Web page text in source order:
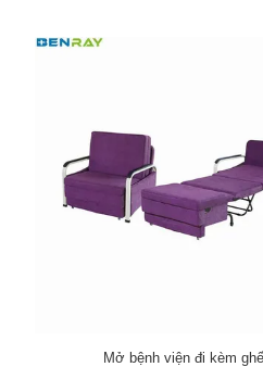
Khung thép năm chức năng điện ICU